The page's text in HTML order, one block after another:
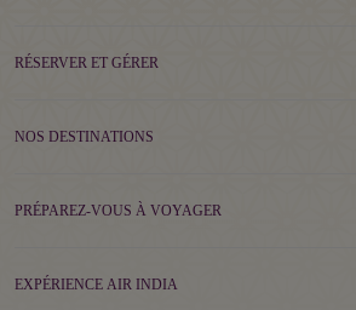
RÉSERVER ET GÉRER
NOS DESTINATIONS
PRÉPAREZ-VOUS À VOYAGER
EXPÉRIENCE AIR INDIA